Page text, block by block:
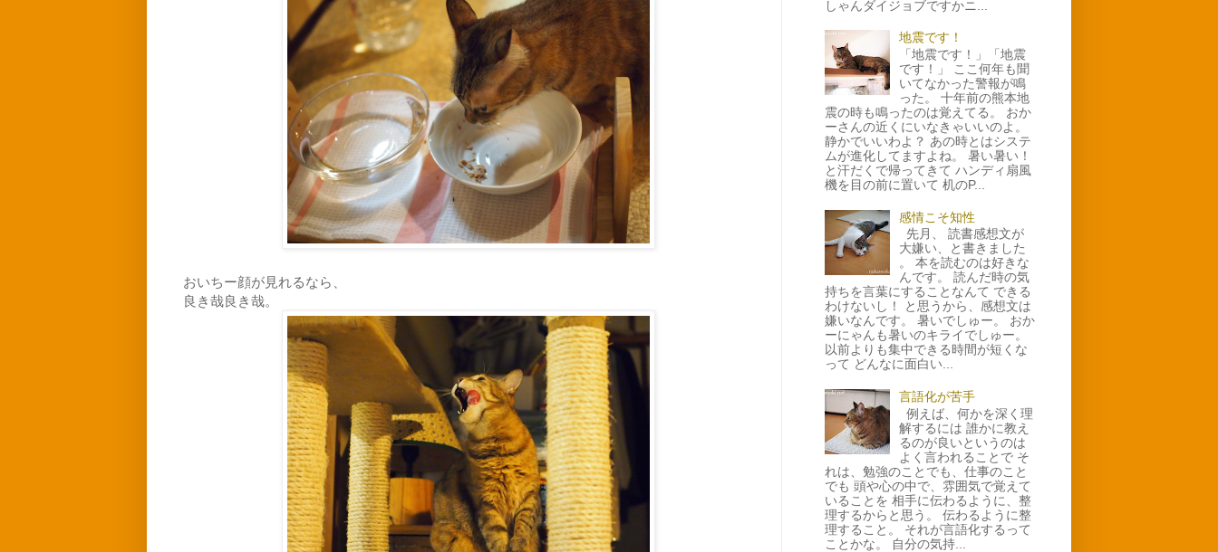
おいちー顔が見れるなら、
良き哉良き哉。
しゃんダイジョブですかニ...
地震です！
「地震です！」「地震
です！」 ここ何年も聞
いてなかった警報が鳴
った。 十年前の熊本地
震の時も鳴ったのは覚えてる。 おか
ーさんの近くにいなきゃいいのよ。
静かでいいわよ？ あの時とはシステ
ムが進化してますよね。 暑い暑い！
と汗だくで帰ってきて ハンディ扇風
機を目の前に置いて 机のP...
感情こそ知性
先月、 読書感想文が
大嫌い、と書きました
。 本を読むのは好きな
んです。 読んだ時の気
持ちを言葉にすることなんて できる
わけないし！ と思うから、感想文は
嫌いなんです。 暑いでしゅー。 おか
ーにゃんも暑いのキライでしゅー。
以前よりも集中できる時間が短くな
って どんなに面白い...
言語化が苦手
例えば、何かを深く理
解するには 誰かに教え
るのが良いというのは
よく言われることで そ
れは、勉強のことでも、仕事のこと
でも 頭や心の中で、雰囲気で覚えて
いることを 相手に伝わるように、整
理するからと思う。 伝わるように整
理すること。 それが言語化するって
ことかな。 自分の気持...